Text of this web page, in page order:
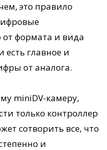
это правило
формата и вида
есть главное и
от аналога.
miniDV-камеру,
только контроллер
сотворить все, что
и